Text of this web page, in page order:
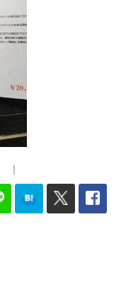
｜